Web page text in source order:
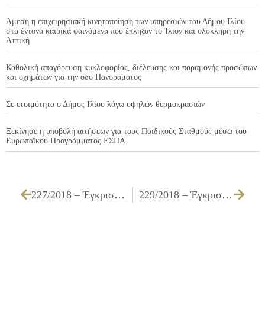
Άμεση η επιχειρησιακή κινητοποίηση των υπηρεσιών του Δήμου Ιλίου
στα έντονα καιρικά φαινόμενα που έπληξαν το Ίλιον και ολόκληρη την
Αττική
Καθολική απαγόρευση κυκλοφορίας, διέλευσης και παραμονής προσώπων
και οχημάτων για την οδό Πανοράματος
Σε ετοιμότητα ο Δήμος Ιλίου λόγω υψηλών θερμοκρασιών
Ξεκίνησε η υποβολή αιτήσεων για τους Παιδικούς Σταθμούς μέσω του
Ευρωπαϊκού Προγράμματος ΕΣΠΑ
227/2018 – Έγκριση επιλεγμένων τίτλων για την προμήθεια βιβλίων για το Τμήμα Βιβλιοθηκών της Διεύθυνσης Πολιτισμού και για τη Διεύθυνση Προσχολικής Αγωγής του Δήμου Ιλίου για το έτος 2018 229/2018 – Έγκριση πρωτοκόλλων παραλαβής υπηρεσιών, σύμφωνα με το άρθρο 219 παρ. 5 του Ν. 4412/2016